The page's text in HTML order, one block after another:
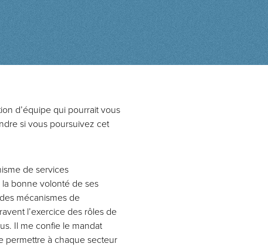
d’équipe qui pourrait vous
si vous poursuivez cet
de services
bonne volonté de ses
mécanismes de
l’exercice des rôles de
Il me confie le mandat
permettre à chaque secteur